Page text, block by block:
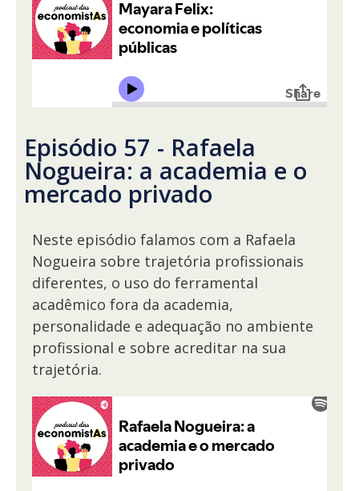
Episódio 57 - Rafaela
Nogueira: a academia e o
mercado privado
Neste episódio falamos com a Rafaela
Nogueira sobre trajetória profissionais
diferentes, o uso do ferramental
acadêmico fora da academia,
personalidade e adequação no ambiente
profissional e sobre acreditar na sua
trajetória.